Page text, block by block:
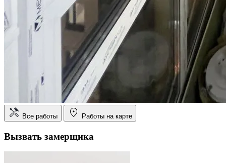
Все работы Работы на карте
Вызвать замерщика